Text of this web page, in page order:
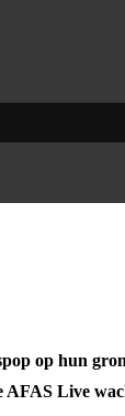
op hun
AFAS Live